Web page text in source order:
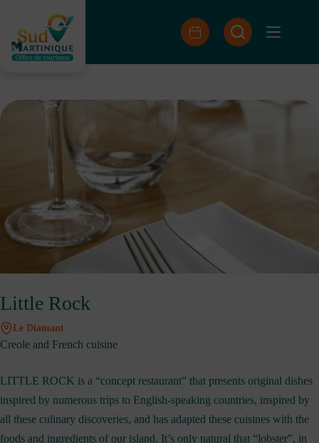
content
Little Rock
Le Diamant
Creole and French cuisine
LITTLE ROCK is a “concept restaurant” that presents original dishes
inspired by numerous trips to English-speaking countries, inspired by
all these culinary discoveries, and has adapted these cuisines with the
foods and ingredients of our island. It’s only natural that “lobster”, in